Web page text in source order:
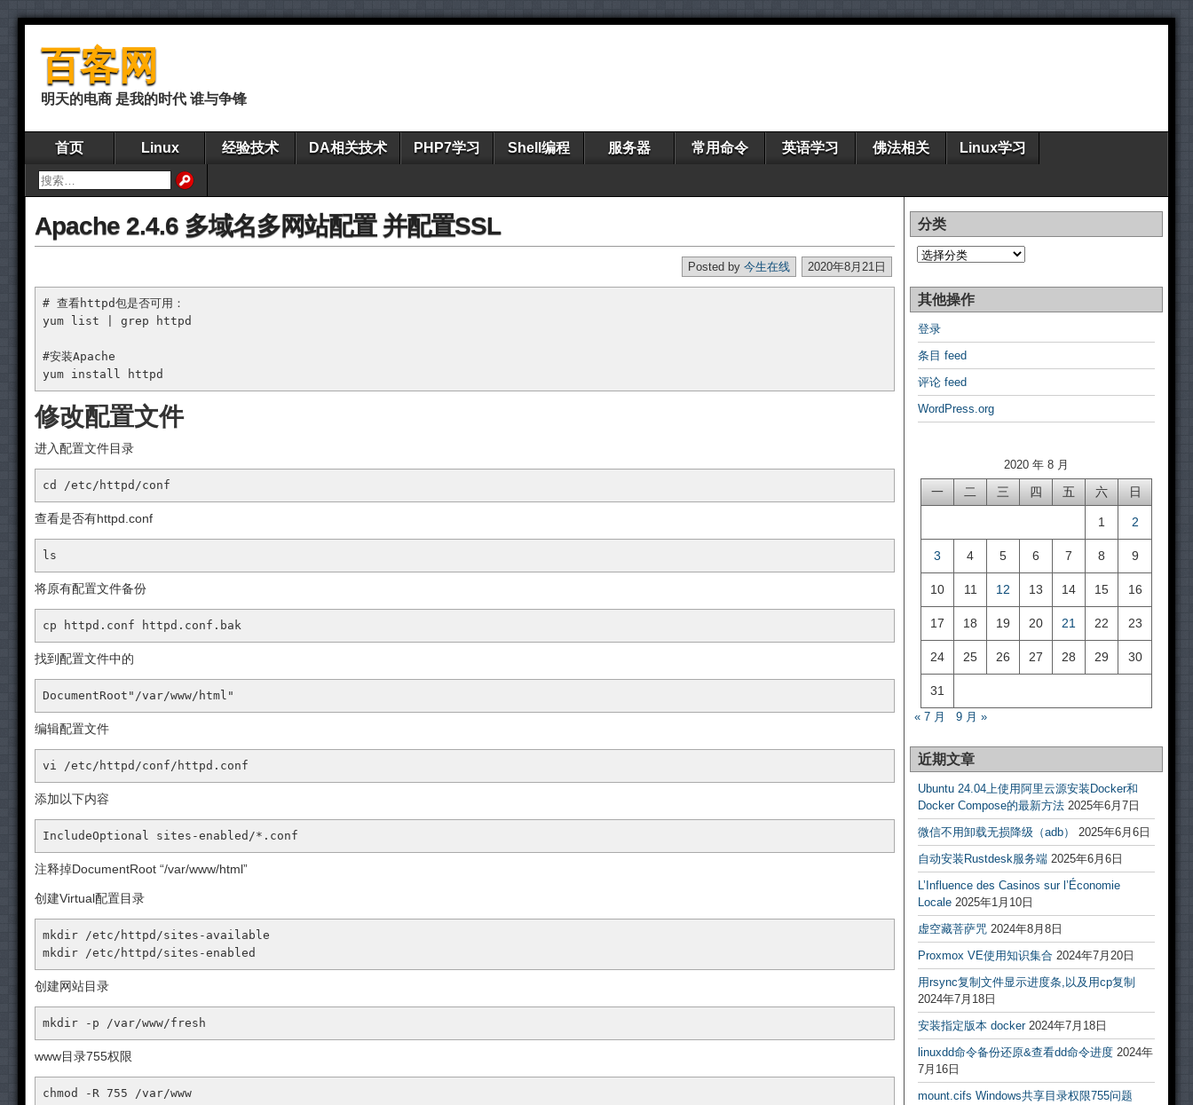
百客网
明天的电商 是我的时代 谁与争锋
首页 Linux 经验技术 DA相关技术 PHP7学习 Shell编程 服务器 常用命令 英语学习 佛法相关 Linux学习
Apache 2.4.6 多域名多网站配置 并配置SSL
2020年8月21日
Posted by 今生在线
# 查看httpd包是否可用：
yum list | grep httpd
#安装Apache
yum install httpd
修改配置文件
进入配置文件目录
cd /etc/httpd/conf
查看是否有httpd.conf
ls
将原有配置文件备份
cp httpd .conf httpd .conf .bak
找到配置文件中的
DocumentRoot "/var/www/html"
编辑配置文件
vi /etc/httpd/conf/httpd .conf
添加以下内容
IncludeOptional sites-enabled/*.conf
注释掉DocumentRoot “/var/www/html”
创建Virtual配置目录
mkdir
mkdir /etc/httpd/sites-enabled
创建网站目录
mkdir -p /var/www/fresh
www目录755权限
chmod -R 755 /var/www
分类
分
类
其他操作
登录
条目 feed
评论 feed
WordPress.org
2020 年 8 月
一 二 三 四 五 六 日
1 2
3 4 5 6 7 8 9
10 11 12 13 14 15 16
17 18 19 20 21 22 23
24 25 26 27 28 29 30
31
« 7 月 9 月 »
近期文章
Ubuntu 24.04上使用阿里云源安装Docker和
Docker Compose的最新方法 2025年6月7日
微信不用卸载无损降级（adb）
2025年6月6日
自动安装Rustdesk服务端 2025年6月6日
L’Influence des Casinos sur l’Économie
Locale 2025年1月10日
虚空藏菩萨咒 2024年8月8日
Proxmox VE使用知识集合 2024年7月20日
用rsync复制文件显示进度条,以及用cp复制
2024年7月18日
安装指定版本 docker 2024年7月18日
linuxdd命令备份还原&查看dd命令进度 2024年
7月16日
mount.cifs Windows共享目录权限755问题